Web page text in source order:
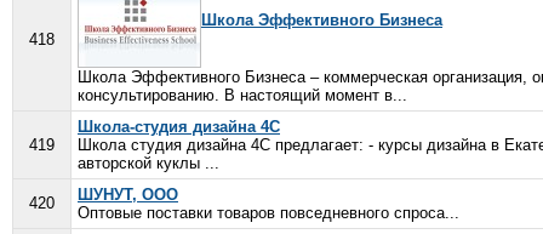
418
Школа Эффективного Бизнеса
Школа Эффективного Бизнеса – коммерческая организация,
консультированию. В настоящий момент в...
419
Школа-студия дизайна 4С
Школа студия дизайна 4С предлагает: - курсы дизайна в
авторской куклы ...
420
ШУНУТ, ООО
Оптовые поставки товаров повседневного спроса...